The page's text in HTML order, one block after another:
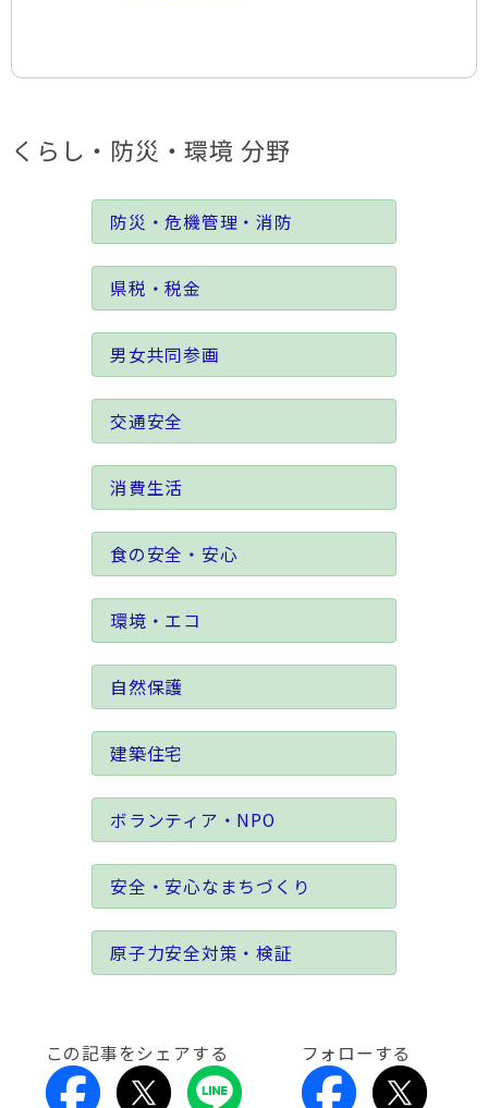
くらし・防災・環境 分野
防災・危機管理・消防
県税・税金
男女共同参画
交通安全
消費生活
食の安全・安心
環境・エコ
自然保護
建築住宅
ボランティア・NPO
安全・安心なまちづくり
原子力安全対策・検証
この記事をシェアする フォローする